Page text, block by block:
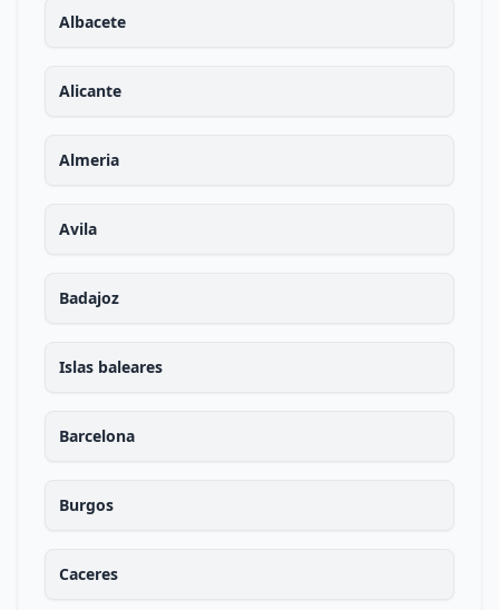
Albacete
Alicante
Almeria
Avila
Badajoz
Islas baleares
Barcelona
Burgos
Caceres